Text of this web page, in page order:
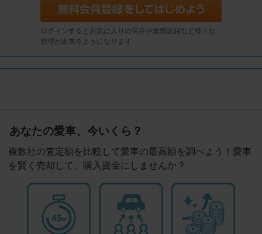
ログインするとお気に入りの保存や燃費記録など様々な
管理が出来るようになります
あなたの愛車、今いくら？
複数社の査定額を比較して愛車の最高額を調べよう！愛車
を賢く売却して、購入資金にしませんか？